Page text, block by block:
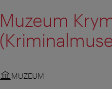
Muzeum
MUZEUM